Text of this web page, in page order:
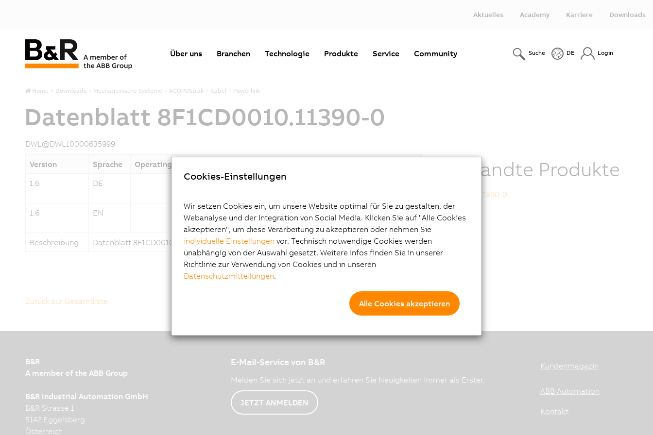
Aktuelles Academy Karriere Downloads
Über uns Branchen Technologie Produkte Service Community Suche DE Login
Home Downloads Mechatronische Systeme ACOPOStrak Kabel Powerlink
Datenblatt 8F1CD0010.11390-0
DWL@DWL10000635999
Version Sprache Operating System
1.6
DE 181 KB
1.6
EN 27.07.2026 183 KB
8F1CD0010.11390-0_en_
V1.6.pdf
Beschreibung
Datenblatt 8F1CD0010.11390-0
Verwandte Produkte
8F1CD0010.11390-0
Zurück zur Gesamtliste
B&R
A member of the ABB Group
B&R Industrial Automation GmbH
B&R Strasse 1
5142 Eggelsberg
Österreich
E-Mail-Service von B&R
Melden Sie sich jetzt an und erfahren Sie Neuigkeiten immer als Erster.
JETZT ANMELDEN
Kundenmagazin
ABB Automation
Kontakt
Cookies-Einstellungen
Wir setzen Cookies ein, um unsere Website optimal für Sie zu gestalten, der
Webanalyse und der Integration von Social Media. Klicken Sie auf "Alle Cookies
akzeptieren", um diese Verarbeitung zu akzeptieren oder nehmen Sie
individuelle Einstellungen vor. Technisch notwendige Cookies werden
unabhängig von der Auswahl gesetzt. Weitere Infos finden Sie in unserer
Richtlinie zur Verwendung von Cookies und in unseren
Datenschutzmitteilungen.
Alle Cookies akzeptieren